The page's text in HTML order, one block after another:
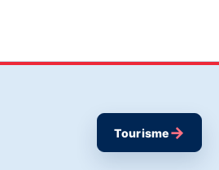
Tourisme→